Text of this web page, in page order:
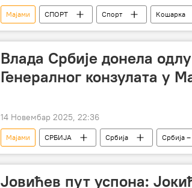
Мајами СПОРТ Спорт Кошарка
Влада Србије донела
Генералног конзулата у
14 Новембар 2025, 22:36
Мајами СРБИЈА Србија Србија
Јовићев пут успона: